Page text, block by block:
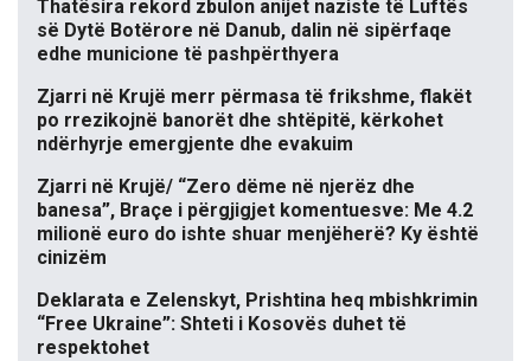
Thatësira rekord zbulon anijet naziste të Luftës
së Dytë Botërore në Danub, dalin në sipërfaqe
edhe municione të pashpërthyera
Zjarri në Krujë merr përmasa të frikshme, flakët
po rrezikojnë banorët dhe shtëpitë, kërkohet
ndërhyrje emergjente dhe evakuim
Zjarri në Krujë/ “Zero dëme në njerëz dhe
banesa”, Braçe i përgjigjet komentuesve: Me 4.2
milionë euro do ishte shuar menjëherë? Ky është
cinizëm
Deklarata e Zelenskyt, Prishtina heq mbishkrimin
“Free Ukraine”: Shteti i Kosovës duhet të
respektohet